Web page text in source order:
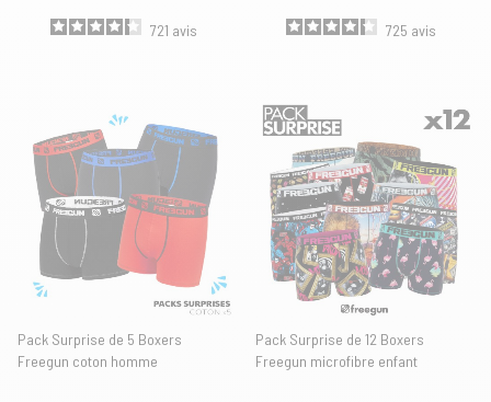
721 avis 725 avis
Pack Surprise de 5 Boxers
Freegun coton homme
Pack Surprise de 12 Boxers
Freegun microfibre enfant